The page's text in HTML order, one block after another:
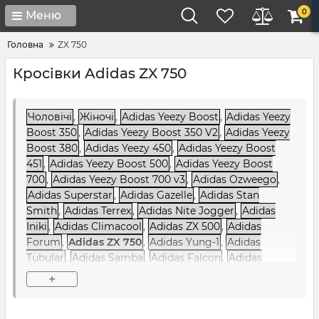
Меню 0
Головна ZX 750
Кросівки Adidas ZX 750
Чоловічі , Жіночі , Adidas Yeezy Boost , Adidas Yeezy
Boost 350, Adidas Yeezy Boost 350 V2, Adidas Yeezy
Boost 380, Adidas Yeezy 450, Adidas Yeezy Boost
451 , Adidas Yeezy Boost 500, Adidas Yeezy Boost
700, Adidas Yeezy Boost 700 v3, Adidas Ozweego ,
Adidas Superstar , Adidas Gazelle, Adidas Stan
Smith, Adidas Terrex, Adidas Nite Jogger , Adidas
Iniki , Adidas Climacool , Adidas ZX 500, Adidas
Forum , Adidas ZX 750, Adidas Yung-1 , Adidas
Tubular , Adidas Samba , Adidas Falcon , Adidas
Sharks,Adidas Ozelia
NMD,Adidas NiteBall
+